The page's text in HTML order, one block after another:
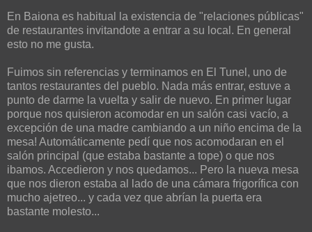
En Baiona es habitual la existencia de "relaciones públicas"
de restaurantes invitandote a entrar a su local. En general
esto no me gusta.
Fuimos sin referencias y terminamos en El Tunel, uno de
tantos restaurantes del pueblo. Nada más entrar, estuve a
punto de darme la vuelta y salir de nuevo. En primer lugar
porque nos quisieron acomodar en un salón casi vacío, a
excepción de una madre cambiando a un niño encima de la
mesa! Automáticamente pedí que nos acomodaran en el
salón principal (que estaba bastante a tope) o que nos
ibamos. Accedieron y nos quedamos... Pero la nueva mesa
que nos dieron estaba al lado de una cámara frigorífica con
mucho ajetreo... y cada vez que abrían la puerta era
bastante molesto...